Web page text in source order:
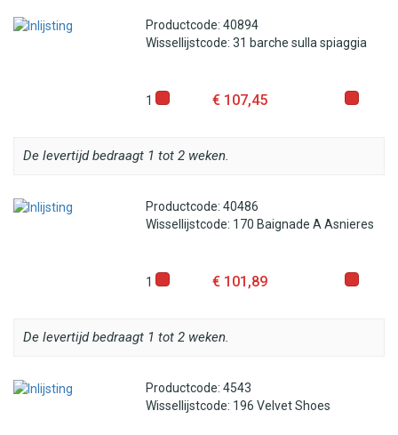
Productcode: 40894
Wissellijstcode: 31 barche sulla spiaggia
1 € 107,45
De levertijd bedraagt 1 tot 2 weken.
Productcode: 40486
Wissellijstcode: 170 Baignade A Asnieres
1 € 101,89
De levertijd bedraagt 1 tot 2 weken.
Productcode: 4543
Wissellijstcode: 196 Velvet Shoes